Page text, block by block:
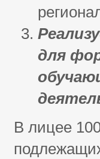
для
В лицее